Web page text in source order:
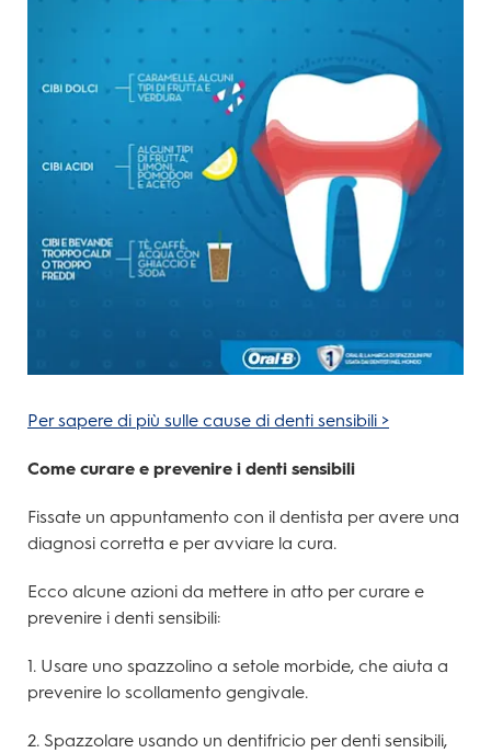
Per sapere di più sulle cause di denti sensibili >
Come curare e prevenire i denti sensibili
Fissate un appuntamento con il dentista per avere una
diagnosi corretta e per avviare la cura.
Ecco alcune azioni da mettere in atto per curare e
prevenire i denti sensibili:
1. Usare uno spazzolino a setole morbide, che aiuta a
prevenire lo scollamento gengivale.
2. Spazzolare usando un dentifricio per denti sensibili,